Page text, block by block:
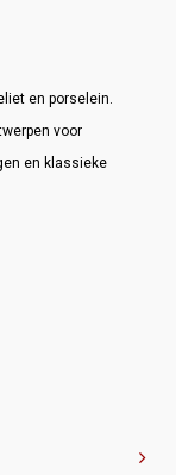
en porselein.
voor
en klassieke